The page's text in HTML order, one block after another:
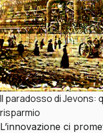
Il paradosso di Jevons:
risparmio
L’innovazione ci